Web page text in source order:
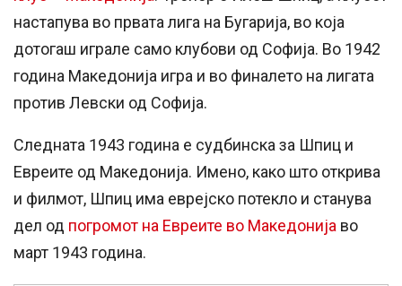
настапува во првата лига на Бугарија, во која
дотогаш играле само клубови од Софија. Во 1942
година Македонија игра и во финалето на лигата
против Левски од Софија.
Следната 1943 година е судбинска за Шпиц и
Евреите од Македонија. Имено, како што открива
и филмот, Шпиц има еврејско потекло и станува
дел од погромот на Евреите во Македонија во
март 1943 година.